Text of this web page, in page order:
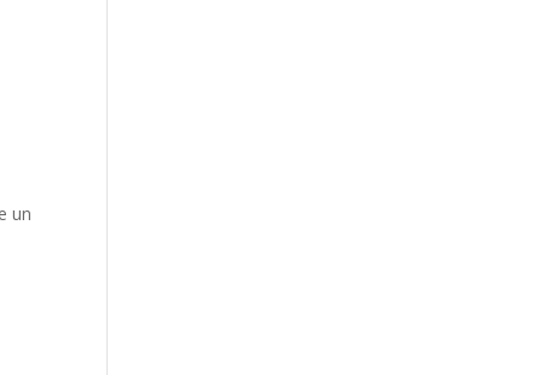
un